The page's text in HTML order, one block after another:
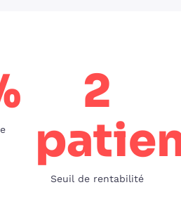
2
Seuil de rentabilité